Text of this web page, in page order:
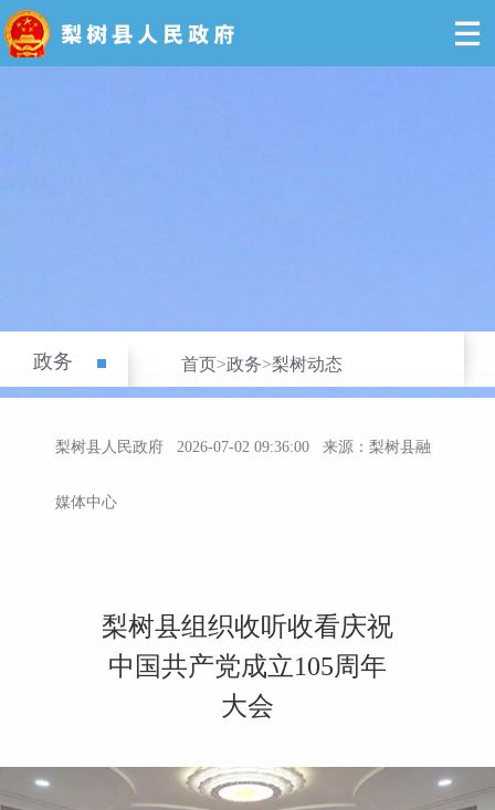
政务 首页>政务>梨树动态
梨树县人民政府 2026-07-02 09:36:00 来源：梨树县融
媒体中心
梨树县组织收听收看庆祝
中国共产党成立105周年
大会